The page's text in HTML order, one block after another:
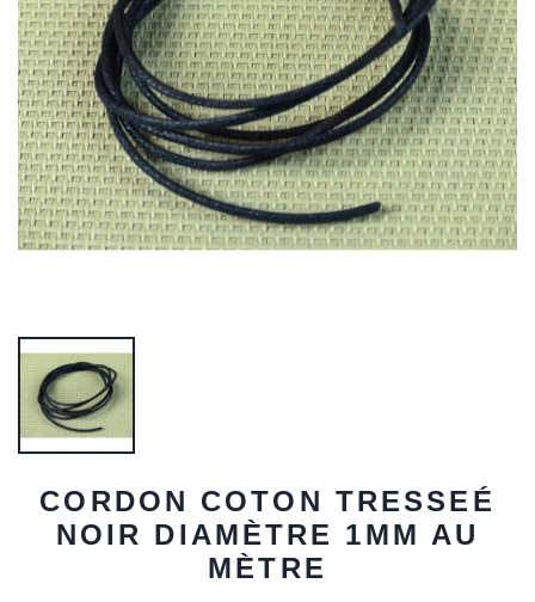
CORDON COTON TRESSEÉ
NOIR DIAMÈTRE 1MM AU
MÈTRE